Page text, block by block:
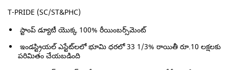
T-PRIDE (SC/ST&PHC)
స్టాంప్ డ్యూటీ యొక్క 100% రీయింబర్స్‌మెంట్
ఇండస్ట్రియల్ ఎస్టేట్‌లలో భూమి ధరలో 33 1/3% రాయితీ రూ.10 లక్షలకు
పరిమితం చేయబడింది